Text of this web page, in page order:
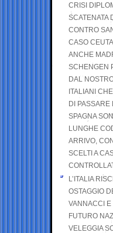
CRISI
SCATENATA
CONTRO
CASO
ANCHE
SCHENGEN
DAL
ITALIANI
DI PASSARE
SPAGNA
LUNGHE
ARRIVO,
SCELTI A
L’ITALIA
OSTAGGIO
VANNACCI E
FUTURO
VELEGGIA